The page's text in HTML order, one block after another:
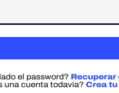
el password? Recuperar
una cuenta todavía? Crea